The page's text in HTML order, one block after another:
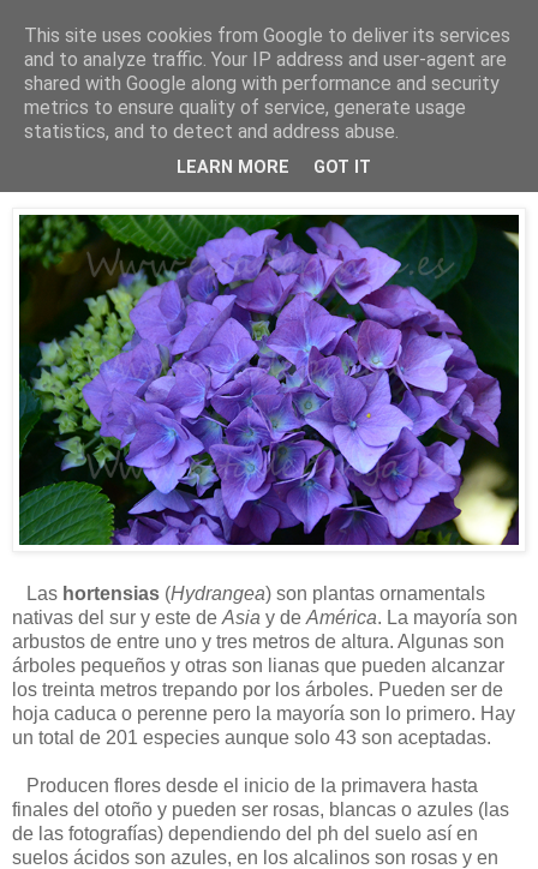
Está de pinga
20/6/16
Las hortensias (Hydrangea) son plantas ornamentals
nativas del sur y este de Asia y de América. La mayoría son
arbustos de entre uno y tres metros de altura. Algunas son
árboles pequeños y otras son lianas que pueden alcanzar
los treinta metros trepando por los árboles. Pueden ser de
hoja caduca o perenne pero la mayoría son lo primero. Hay
un total de 201 especies aunque solo 43 son aceptadas.
Producen flores desde el inicio de la primavera hasta
finales del otoño y pueden ser rosas, blancas o azules (las
de las fotografías) dependiendo del ph del suelo así en
suelos ácidos son azules, en los alcalinos son rosas y en
This site uses cookies from Google to deliver its services
and to analyze traffic. Your IP address and user-agent are
shared with Google along with performance and security
metrics to ensure quality of service, generate usage
statistics, and to detect and address abuse.
LEARN MORE GOT IT